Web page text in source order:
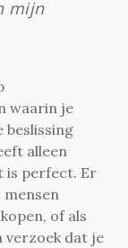
mijn
waarin je
beslissing
alleen
is perfect. Er
mensen
of als
verzoek dat je